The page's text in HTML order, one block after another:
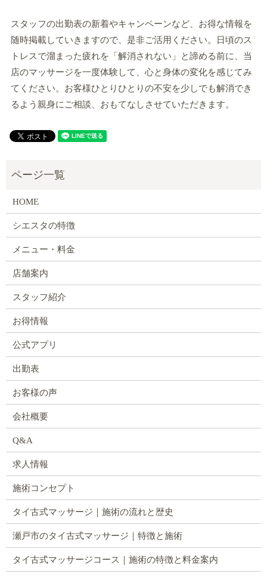
スタッフの出勤表の新着やキャンペーンなど、お得な情報を
随時掲載していきますので、是非ご活用ください。日頃のス
トレスで溜まった疲れを「解消されない」と諦める前に、当
店のマッサージを一度体験して、心と身体の変化を感じてみ
てください。お客様ひとりひとりの不安を少しでも解消でき
るよう親身にご相談、おもてなしさせていただきます。
HOME
シエスタの特徴
メニュー・料金
店舗案内
スタッフ紹介
お得情報
公式アプリ
出勤表
お客様の声
会社概要
Q&A
求人情報
施術コンセプト
タイ古式マッサージ｜施術の流れと歴史
瀬戸市のタイ古式マッサージ｜特徴と施術
タイ古式マッサージコース｜施術の特徴と料金案内